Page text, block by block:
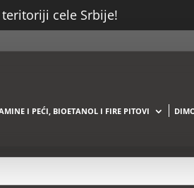
cele Srbije!
I PEĆI, BIOETANOL I FIRE PITOVI